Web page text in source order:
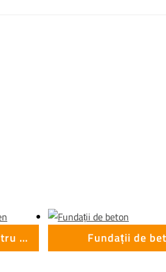
Capace de protecție pentru șuruburi și piulițe Fundații de